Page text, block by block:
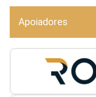
Apoiadores